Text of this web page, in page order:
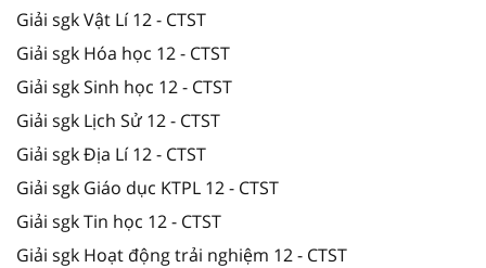
Giải sgk Vật Lí 12 - CTST
Giải sgk Hóa học 12 - CTST
Giải sgk Sinh học 12 - CTST
Giải sgk Lịch Sử 12 - CTST
Giải sgk Địa Lí 12 - CTST
Giải sgk Giáo dục KTPL 12 - CTST
Giải sgk Tin học 12 - CTST
Giải sgk Hoạt động trải nghiệm 12 - CTST